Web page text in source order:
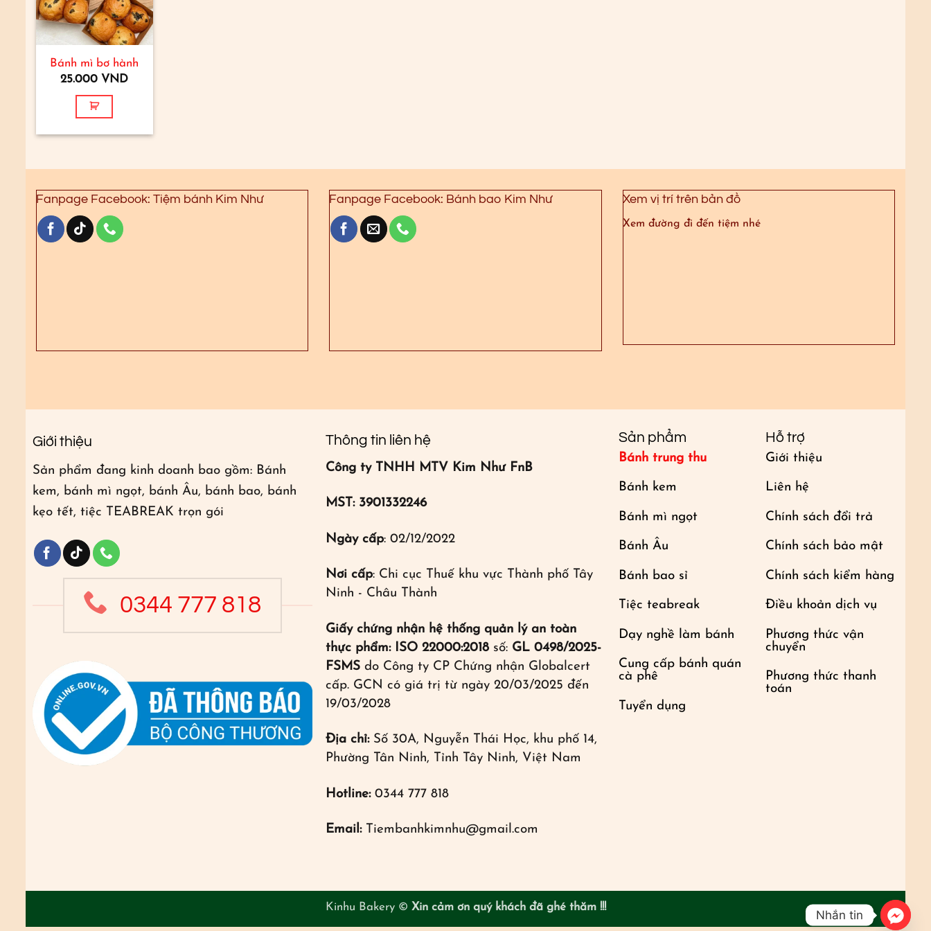
Bánh mì bơ hành
25.000 VND
Fanpage Facebook: Tiệm bánh Kim Như Fanpage Facebook: Bánh bao Kim Như Xem vị trí trên bản đồ
Xem đường đi đến tiệm nhé
Giới thiệu
Sản phẩm đang kinh doanh bao gồm: Bánh
kem, bánh mì ngọt, bánh Âu, bánh bao, bánh
kẹo tết, tiệc TEABREAK trọn gói
0344 777 818
Thông tin liên hệ
Công ty TNHH MTV Kim Như FnB
MST: 3901332246
Ngày cấp: 02/12/2022
Nơi cấp: Chi cục Thuế khu vực Thành phố Tây
Ninh - Châu Thành
Giấy chứng nhận hệ thống quản lý an toàn
thực phẩm: ISO 22000:2018 số: GL 0498/2025-
FSMSdo Công ty CP Chứng nhận Globalcert
cấp. GCN có giá trị từ ngày 20/03/2025 đến
19/03/2028
Địa chỉ: Số 30A, Nguyễn Thái Học, khu phố 14,
Phường Tân Ninh, Tỉnh Tây Ninh, Việt Nam
Hotline:0344 777 818
Email: Tiembanhkimnhu@gmail.com
Sản phẩm
Bánh trung thu
Bánh kem
Bánh mì ngọt
Bánh Âu
Bánh bao sỉ
Tiệc teabreak
Dạy nghề làm bánh
Cung cấp bánh quán
cà phê
Tuyển dụng
Hỗ trợ
Giới thiệu
Liên hệ
Chính sách đổi trả
Chính sách bảo mật
Chính sách kiểm hàng
Điều khoản dịch vụ
Phương thức vận
chuyển
Phương thức thanh
toán
Kinhu Bakery © Xin cảm ơn quý khách đã ghé thăm !!!
Nhắn tin